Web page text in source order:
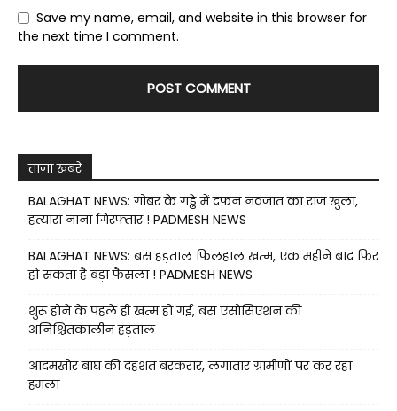
Save my name, email, and website in this browser for
the next time I comment.
ताज़ा खबरे
BALAGHAT NEWS: गोबर के गड्ढे में दफन नवजात का राज खुला,
हत्यारा नाना गिरफ्तार ! PADMESH NEWS
BALAGHAT NEWS: बस हड़ताल फिलहाल खत्म, एक महीने बाद फिर
हो सकता है बड़ा फैसला ! PADMESH NEWS
शुरू होने के पहले ही खत्म हो गई, बस एसोसिएशन की
अनिश्चितकालीन हड़ताल
आदमखोर बाघ की दहशत बरकरार, लगातार ग्रामीणों पर कर रहा
हमला